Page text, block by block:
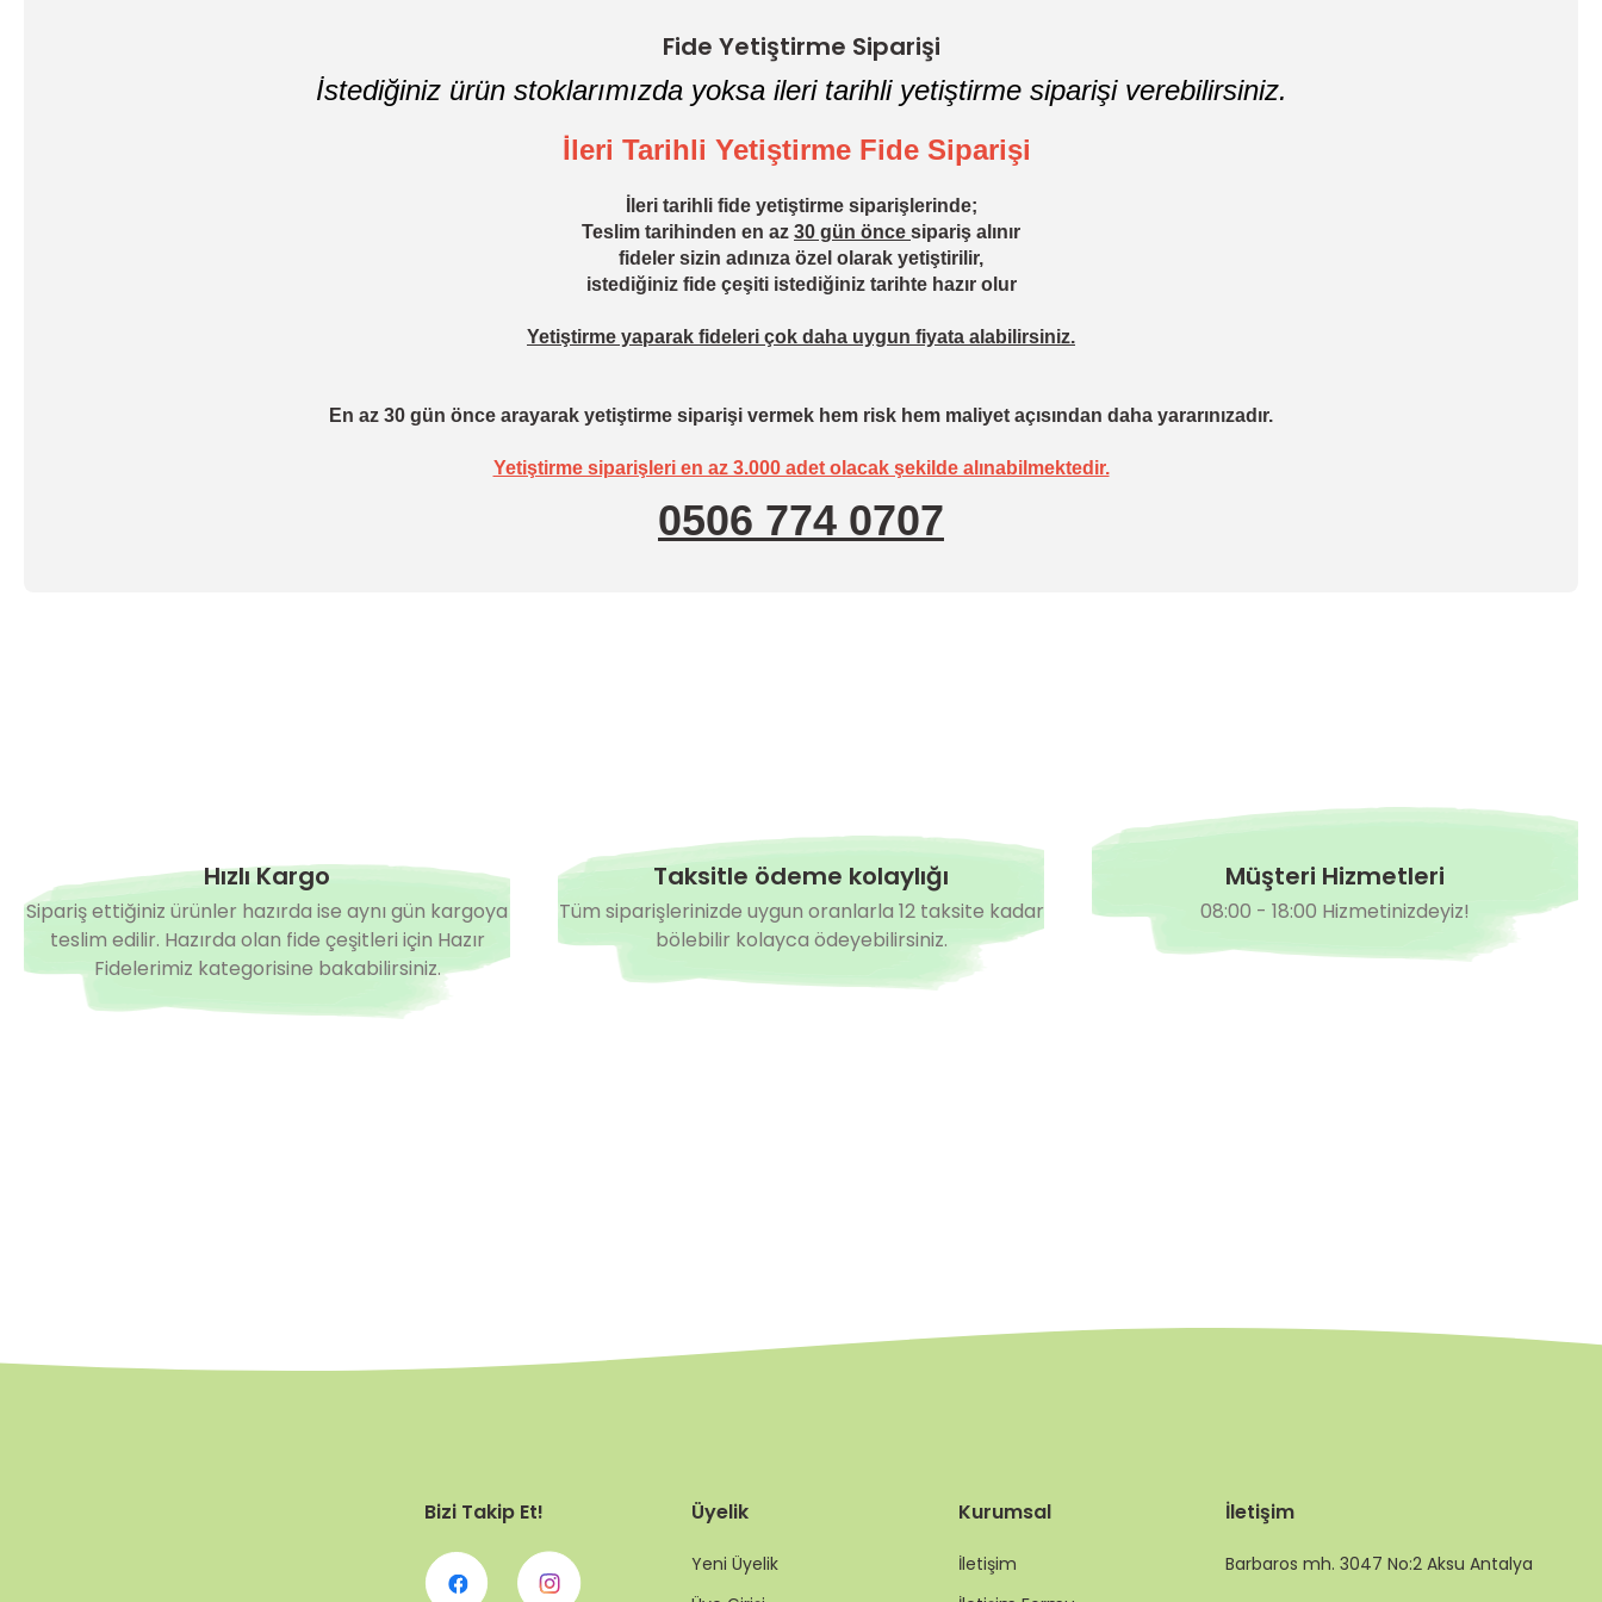
Fide Yetiştirme Siparişi
İstediğiniz ürün stoklarımızda yoksa ileri tarihli yetiştirme siparişi verebilirsiniz.
İleri Tarihli Yetiştirme Fide Siparişi
İleri tarihli fide yetiştirme siparişlerinde;
Teslim tarihinden en az 30 gün önce sipariş alınır
fideler sizin adınıza özel olarak yetiştirilir,
istediğiniz fide çeşiti istediğiniz tarihte hazır olur
Yetiştirme yaparak fideleri çok daha uygun fiyata alabilirsiniz.
En az 30 gün önce arayarak yetiştirme siparişi vermek hem risk hem maliyet açısından daha yararınızadır.
Yetiştirme siparişleri en az 3.000 adet olacak şekilde alınabilmektedir.
0506 774 0707
Hızlı Kargo
Sipariş ettiğiniz ürünler hazırda ise aynı gün kargoya
teslim edilir. Hazırda olan fide çeşitleri için Hazır
Fidelerimiz kategorisine bakabilirsiniz.
Taksitle ödeme kolaylığı
Tüm siparişlerinizde uygun oranlarla 12 taksite kadar
bölebilir kolayca ödeyebilirsiniz.
Müşteri Hizmetleri
08:00 - 18:00 Hizmetinizdeyiz!
Bizi Takip Et! Üyelik
Yeni Üyelik
Kurumsal
İletişim
İletişim
Barbaros mh. 3047 No:2 Aksu Antalya